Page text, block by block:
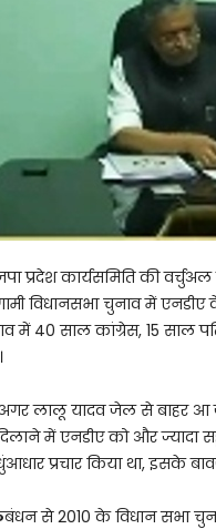
प्रदेश कार्यसमिति की
विधानसभा चुनाव में
में 40 साल कांग्रेस, 15 साल
अगर लालू यादव जेल से बाहर
में एनडीए को और ज्यादा
प्रचार किया था, इसके
से 2010 के विधान सभा